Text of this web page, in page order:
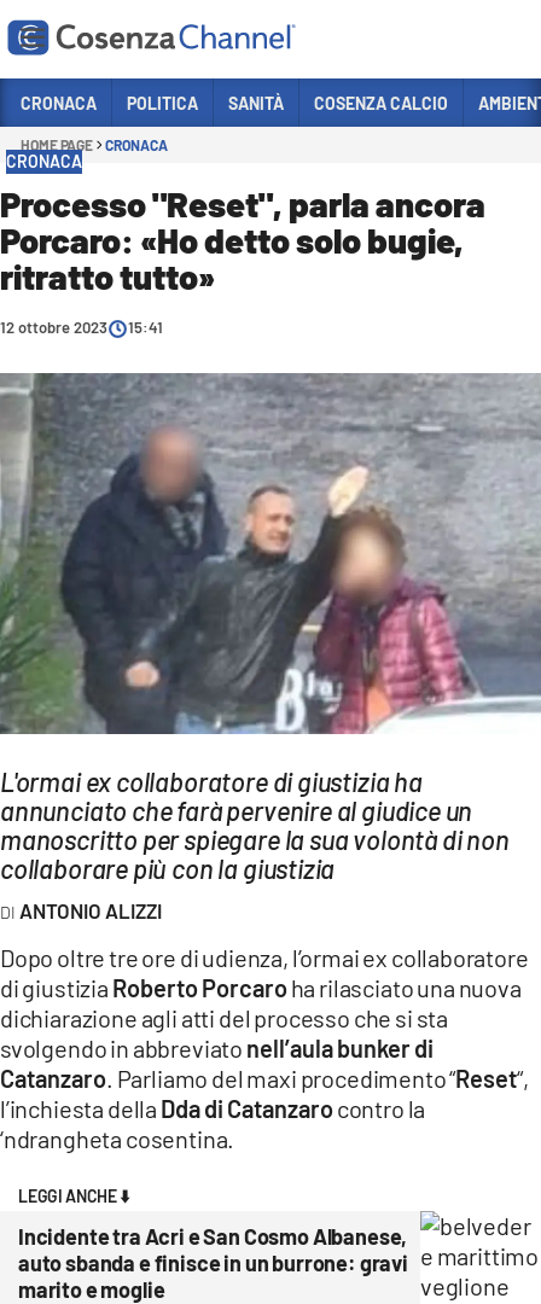
Sezioni
POLITICA
COSENZA CALCIO
ECONOMIA E LAVORO
SANITÀ
SPORT
CULTURA
AMBIENTE
Streaming
LAC TV
LAC NETWORK
LAC ONAIR
LaC
Network
LACPLAY.IT
LACTV.IT
LACONAIR.IT
LACITYMAG.IT
ILREGGINO.IT
COSENZACHANNEL.IT
ILVIBONESE.IT
App
CRONACA POLITICA SANITÀ COSENZA CALCIO
HOME PAGE CRONACA
CRONACA
Processo "Reset", parla ancora
Porcaro: «Ho detto solo bugie,
ritratto tutto»
12 ottobre 2023 15:41
L'ormai ex collaboratore di giustizia ha
annunciato che farà pervenire al giudice un
manoscritto per spiegare la sua volontà di non
collaborare più con la giustizia
ANTONIO ALIZZI
Dopo oltre tre ore di udienza, l’ormai ex collaboratore
di giustizia Roberto Porcaroha rilasciato una nuova
dichiarazione agli atti del processo che si sta
svolgendo in abbreviato nell’aula bunker di
Catanzaro . Parliamo del maxi procedimento “Reset“,
l’inchiesta della Dda di Catanzarocontro la
‘ndrangheta cosentina.
LEGGI ANCHE ⬇️
Incidente tra Acri e San Cosmo Albanese,
auto sbanda e finisce in un burrone: gravi
marito e moglie